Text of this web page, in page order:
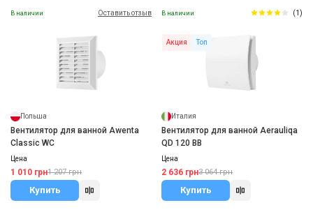
В наличии Оставить отзыв
Польша
Вентилятор для ванной Awenta
Classic WC
Цена
1 010 грн1 207 грн
Купить
В наличии (1)
Акция Топ
Италия
Вентилятор для ванной Aerauliqa
QD 120 BB
Цена
2 636 грн3 064 грн
Купить